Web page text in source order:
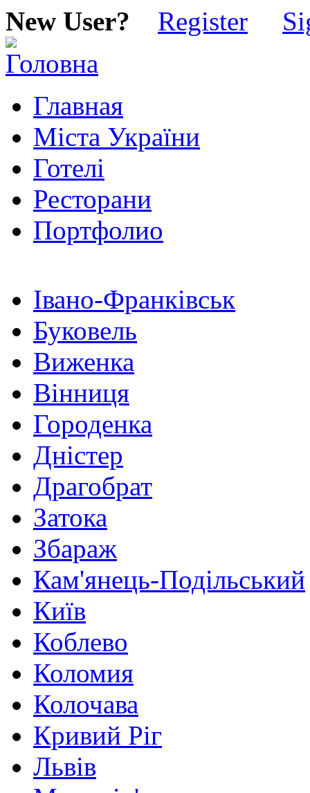
New User? Register
Главная
Міста України
Готелі
Ресторани
Портфолио
Івано-Франківськ
Буковель
Виженка
Вінниця
Городенка
Дністер
Драгобрат
Затока
Збараж
Кам'янець-Подільський
Київ
Коблево
Коломия
Колочава
Кривий Ріг
Львів